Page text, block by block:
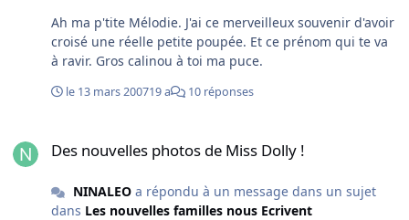
Ah ma p'tite Mélodie. J'ai ce merveilleux souvenir d'avoir
croisé une réelle petite poupée. Et ce prénom qui te va
à ravir. Gros calinou à toi ma puce.
le 13 mars 200719 a 10 réponses
Des nouvelles photos de Miss Dolly !
NINALEOa répondu à un message dans un sujet
dans Les nouvelles familles nous Ecrivent